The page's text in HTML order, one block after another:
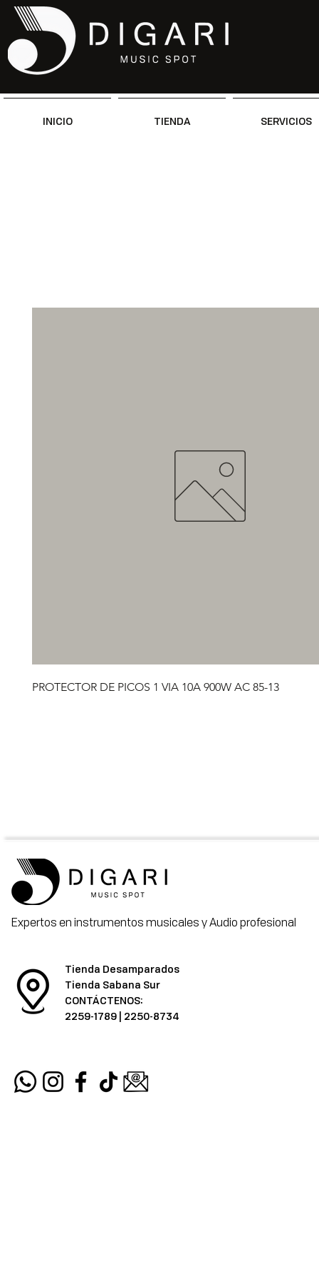
INICIO TIENDA SERVICIOS
PROTECTOR DE PICOS 1 VIA 10A 900W AC 85-13
Expertos en instrumentos musicales y Audio profesional
Tienda Desamparados
Tienda Sabana Sur
CONTÁCTENOS:
2259-1789 | 2250-8734